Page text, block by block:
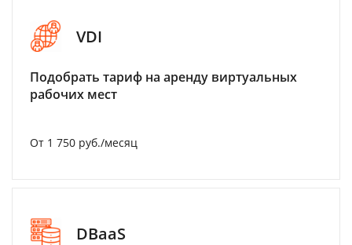
VDI
Подобрать тариф на аренду виртуальных
рабочих мест
От 1 750 руб./месяц
DBaaS